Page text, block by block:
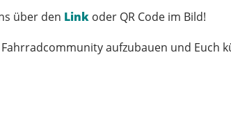
über den Link oder QR Code im Bild!
aufzubauen und Euch